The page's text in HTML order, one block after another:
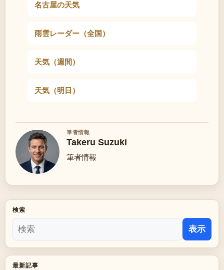
名古屋の天気
雨雲レーダー（全国）
天気（週間）
天気（明日）
筆者情報
Takeru Suzuki
筆者情報
検索
表示
最新記事